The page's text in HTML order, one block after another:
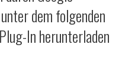
dem folgenden
In herunterladen